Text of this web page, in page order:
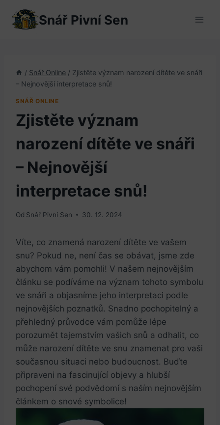
obsah
Snář Pivní Sen
/ Snář Online / Zjistěte význam narození dítěte ve snáři
– Nejnovější interpretace snů!
SNÁŘ ONLINE
Zjistěte význam
narození dítěte ve snáři
– Nejnovější
interpretace snů!
Od Snář Pivní Sen 30. 12. 2024
Víte, co znamená narození dítěte ve vašem
snu?​ Pokud ne, není⁢ čas se obávat, ⁣jsme ​zde
abychom⁤ vám pomohli! V našem nejnovějším ​
článku se podíváme na význam tohoto symbolu​
ve snáři a ⁤objasníme jeho⁤ interpretaci podle
nejnovějších poznatků. Snadno⁣ pochopitelný a
přehledný průvodce ‍vám ⁣pomůže lépe
porozumět tajemstvím vašich snů a odhalit,​ co‍
může narození dítěte ve snu znamenat pro vaši
současnou situaci nebo budoucnost. Buďte
připraveni na⁢ fascinující‌ objevy ‌a hlubší
‍pochopení ‍své podvědomí‍ s naším nejnovějším
článkem ​o ⁣snové⁣ symbolice!